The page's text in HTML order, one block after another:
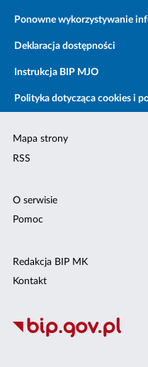
Ponowne wykorzystywanie
Deklaracja dostępności
Instrukcja BIP MJO
Polityka dotycząca cookies i
Mapa strony
RSS
O serwisie
Pomoc
Redakcja BIP MK
Kontakt